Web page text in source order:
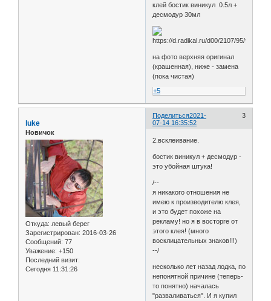
клей бостик виникул 0.5л +
десмодур 30мл
на фото верхняя оригинал
(крашенная), ниже - замена
(пока чистая)
+5
Поделиться 3
2021-
07-14 16:35:52
luke
Новичок
Откуда: левый берег
Зарегистрирован: 2016-03-26
Сообщений: 77
Уважение: +150
Последний визит:
Сегодня 11:31:26
2.всклеивание.
бостик виникул + десмодур -
это убойная штука!
/--
я никакого отношения не
имею к производителю клея,
и это будет похоже на
рекламу! но я в восторге от
этого клея! (много
восклицательных знаков!!!)
--/
несколько лет назад лодка, по
непонятной причине (теперь-
то понятно) началась
"разваливаться". И я купил